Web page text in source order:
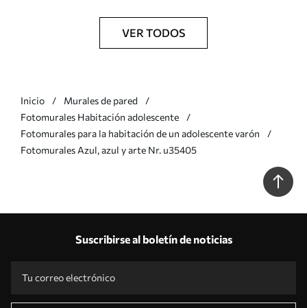
VER TODOS
Inicio
Murales de pared
Fotomurales Habitación adolescente
Fotomurales para la habitación de un adolescente varón
Fotomurales Azul, azul y arte Nr. u35405
Suscribirse al boletín de noticias